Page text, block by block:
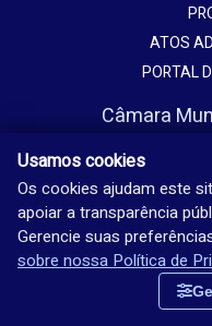
ATOS
PORTAL
Câmara
Jardim
Usamos cookies
Os cookies ajudam este
apoiar a transparência
Gerencie suas
sobre nossa Política de